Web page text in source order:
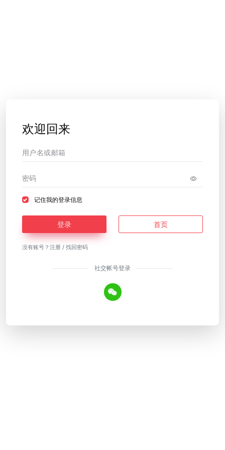
欢迎回来
记住我的登录信息
登录 首页
没有账号？ 注册 / 找回密码
社交帐号登录